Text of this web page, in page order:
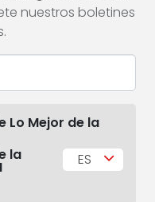
nuestros boletines
Lo Mejor de la
la
ES